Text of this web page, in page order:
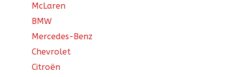
McLaren
BMW
Mercedes-Benz
Chevrolet
Citroën